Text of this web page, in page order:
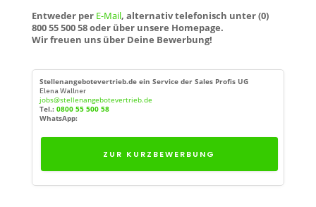
Entweder per E-Mail, alternativ telefonisch unter (0)
800 55 500 58 oder über unsere Homepage.
Wir freuen uns über Deine Bewerbung!
Stellenangebotevertrieb.de ein Service der Sales Profis UG
Elena Wallner
jobs@stellenangebotevertrieb.de
Tel.: 0800 55 500 58
WhatsApp:
ZUR KURZBEWERBUNG